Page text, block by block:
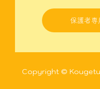
保護者専
Copyright ©